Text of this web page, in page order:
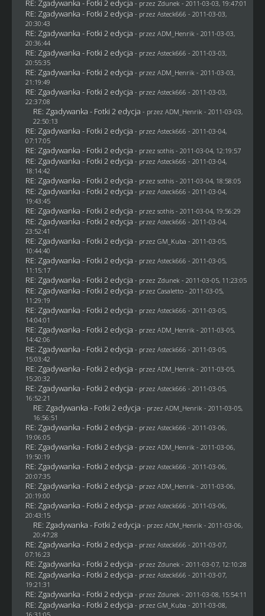
RE: Zgadywanka - Fotki 2 edycja - przez Zdunek - 2011-03-03, 19:47:01
RE: Zgadywanka - Fotki 2 edycja - przez Asteck666 - 2011-03-03,
20:30:43
RE: Zgadywanka - Fotki 2 edycja - przez ADM_Henrik - 2011-03-03,
20:36:44
RE: Zgadywanka - Fotki 2 edycja - przez Asteck666 - 2011-03-03,
20:55:35
RE: Zgadywanka - Fotki 2 edycja - przez ADM_Henrik - 2011-03-03,
21:19:49
RE: Zgadywanka - Fotki 2 edycja - przez Asteck666 - 2011-03-03,
22:37:08
RE: Zgadywanka - Fotki 2 edycja - przez ADM_Henrik - 2011-03-03,
22:50:13
RE: Zgadywanka - Fotki 2 edycja - przez Asteck666 - 2011-03-04,
07:17:05
RE: Zgadywanka - Fotki 2 edycja - przez sothis- 2011-03-04, 12:19:57
RE: Zgadywanka - Fotki 2 edycja - przez Asteck666 - 2011-03-04,
18:14:42
RE: Zgadywanka - Fotki 2 edycja - przez sothis- 2011-03-04, 18:58:05
RE: Zgadywanka - Fotki 2 edycja - przez Asteck666 - 2011-03-04,
19:43:45
RE: Zgadywanka - Fotki 2 edycja - przez sothis- 2011-03-04, 19:56:29
RE: Zgadywanka - Fotki 2 edycja - przez Asteck666 - 2011-03-04,
23:52:41
RE: Zgadywanka - Fotki 2 edycja - przez GM_Kuba - 2011-03-05,
10:44:40
RE: Zgadywanka - Fotki 2 edycja - przez Asteck666 - 2011-03-05,
11:15:17
RE: Zgadywanka - Fotki 2 edycja - przez Zdunek - 2011-03-05, 11:23:05
RE: Zgadywanka - Fotki 2 edycja - przez Casaletto- 2011-03-05,
11:29:19
RE: Zgadywanka - Fotki 2 edycja - przez Asteck666 - 2011-03-05,
14:04:01
RE: Zgadywanka - Fotki 2 edycja - przez ADM_Henrik - 2011-03-05,
14:42:06
RE: Zgadywanka - Fotki 2 edycja - przez Asteck666 - 2011-03-05,
15:03:42
RE: Zgadywanka - Fotki 2 edycja - przez ADM_Henrik - 2011-03-05,
15:20:32
RE: Zgadywanka - Fotki 2 edycja - przez Asteck666 - 2011-03-05,
16:52:21
RE: Zgadywanka - Fotki 2 edycja - przez ADM_Henrik - 2011-03-05,
16:56:51
RE: Zgadywanka - Fotki 2 edycja - przez Asteck666 - 2011-03-06,
19:06:05
RE: Zgadywanka - Fotki 2 edycja - przez ADM_Henrik - 2011-03-06,
19:50:19
RE: Zgadywanka - Fotki 2 edycja - przez Asteck666 - 2011-03-06,
20:07:35
RE: Zgadywanka - Fotki 2 edycja - przez ADM_Henrik - 2011-03-06,
20:19:00
RE: Zgadywanka - Fotki 2 edycja - przez Asteck666 - 2011-03-06,
20:43:15
RE: Zgadywanka - Fotki 2 edycja - przez ADM_Henrik - 2011-03-06,
20:47:28
RE: Zgadywanka - Fotki 2 edycja - przez Asteck666 - 2011-03-07,
07:16:23
RE: Zgadywanka - Fotki 2 edycja - przez Zdunek - 2011-03-07, 12:10:28
RE: Zgadywanka - Fotki 2 edycja - przez Asteck666 - 2011-03-07,
19:21:31
RE: Zgadywanka - Fotki 2 edycja - przez Zdunek - 2011-03-08, 15:54:11
RE: Zgadywanka - Fotki 2 edycja - przez GM_Kuba - 2011-03-08,